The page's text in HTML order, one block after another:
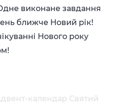
виконане завдання
ближче Новий рік!
Нового року
календар Святий